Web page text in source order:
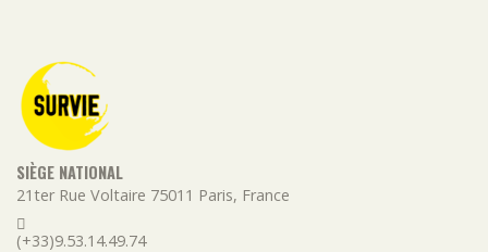
SIÈGE NATIONAL
21ter Rue Voltaire 75011 Paris, France
(+33)9.53.14.49.74